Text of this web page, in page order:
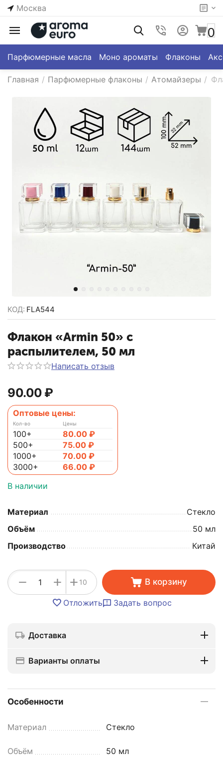
Москва
0
Парфюмерные масла Моно ароматы Флаконы
Главная / Парфюмерные флаконы / Атомайзеры /
КОД: FLA544
Флакон «Armin 50» с
распылителем, 50 мл
Написать отзыв
90.00 ₽
Оптовые цены:
Кол-во
100+
500+
1000+
3000+
Цены
80.00 ₽
75.00 ₽
70.00 ₽
66.00 ₽
В наличии
Материал
Стекло
Объём
50 мл
Производство
Китай
+ 10
+
− В корзину
Отложить Задать вопрос
Доставка
Варианты оплаты
Особенности
Материал Стекло
Объём 50 мл